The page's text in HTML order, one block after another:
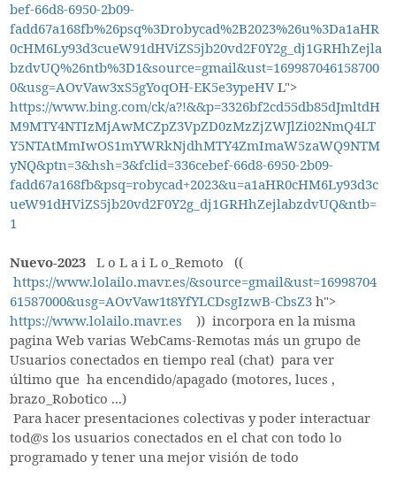
bef-66d8-6950-2b09-
fadd67a168fb%26psq%3Drobycad%2B2023%26u%3Da1aHR
0cHM6Ly93d3cueW91dHViZS5jb20vd2F0Y2g_dj1GRHhZejla
bzdvUQ%26ntb%3D1&source=gmail&ust=169987046158700
0&usg=AOvVaw3xS5gYoqOH-EK5e3ypeHV L">
https://www.bing.com/ck/a?!&&p=3326bf2cd55db85dJmltdH
M9MTY4NTIzMjAwMCZpZ3VpZD0zMzZjZWJlZi02NmQ4LT
Y5NTAtMmIwOS1mYWRkNjdhMTY4ZmImaW5zaWQ9NTM
yNQ&ptn=3&hsh=3&fclid=336cebef-66d8-6950-2b09-
fadd67a168fb&psq=robycad+2023&u=a1aHR0cHM6Ly93d3c
ueW91dHViZS5jb20vd2F0Y2g_dj1GRHhZejlabzdvUQ&ntb=
1
Nuevo-2023
L o L a i L o_Remoto ((
https://www.lolailo.mavr.es/&source=gmail&ust=16998704
61587000&usg=AOvVaw1t8YfYLCDsgIzwB-CbsZ3 h">
https://www.lolailo.mavr.es )) incorpora en la misma
pagina Web varias WebCams-Remotas más un grupo de
Usuarios conectados en tiempo real (chat) para ver
último que ha encendido/apagado (motores, luces ,
brazo_Robotico ...)
Para hacer presentaciones colectivas y poder interactuar
tod@s los usuarios conectados en el chat con todo lo
programado y tener una mejor visión de todo